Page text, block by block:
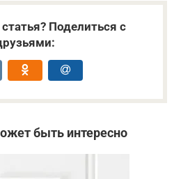
Поделиться с
быть интересно